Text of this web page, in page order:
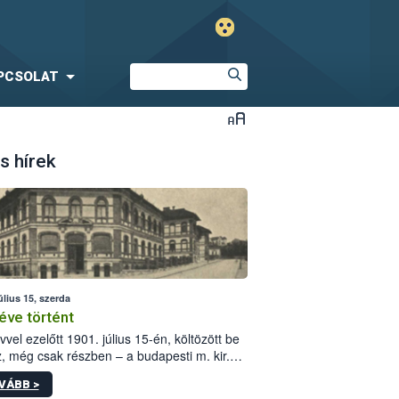
hírek
15, szerda
történt
ezelőtt 1901. július 15-én, költözött be
még csak részben – a budapesti m. kir.
állomás a Kis Rókus utca
alatti, Czigler Győző által tervezett új
>